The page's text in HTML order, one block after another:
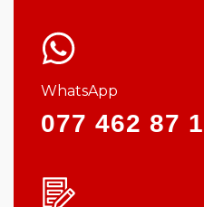
WhatsApp
077 462 87